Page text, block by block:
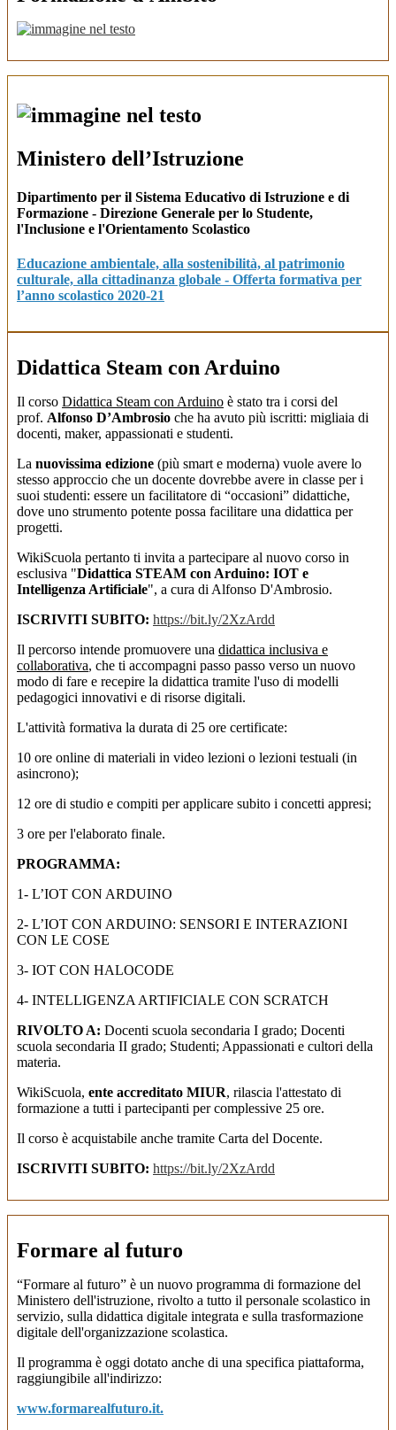
Ministero dell’Istruzione
Dipartimento per il Sistema Educativo di Istruzione e di
Formazione - Direzione Generale per lo Studente,
l'Inclusione e l'Orientamento Scolastico
Educazione ambientale, alla sostenibilità, al patrimonio
culturale, alla cittadinanza globale - Offerta formativa per
l’anno scolastico 2020-21
Didattica Steam con Arduino
Il corso Didattica Steam con Arduino è stato tra i corsi del
prof. Alfonso D’Ambrosio che ha avuto più iscritti: migliaia di
docenti, maker, appassionati e studenti.
La nuovissima edizione (più smart e moderna) vuole avere lo
stesso approccio che un docente dovrebbe avere in classe per i
suoi studenti: essere un facilitatore di “occasioni” didattiche,
dove uno strumento potente possa facilitare una didattica per
progetti.
WikiScuola pertanto ti invita a partecipare al nuovo corso in
esclusiva "Didattica STEAM con Arduino: IOT e
Intelligenza Artificiale", a cura di Alfonso D'Ambrosio.
ISCRIVITI SUBITO: https://bit.ly/2XzArdd
Il percorso intende promuovere una didattica inclusiva e
collaborativa, che ti accompagni passo passo verso un nuovo
modo di fare e recepire la didattica tramite l'uso di modelli
pedagogici innovativi e di risorse digitali.
L'attività formativa la durata di 25 ore certificate:
10 ore online di materiali in video lezioni o lezioni testuali (in
asincrono);
12 ore di studio e compiti per applicare subito i concetti appresi;
3 ore per l'elaborato finale.
PROGRAMMA:
1- L’IOT CON ARDUINO
2- L’IOT CON ARDUINO: SENSORI E INTERAZIONI
CON LE COSE
3- IOT CON HALOCODE
4- INTELLIGENZA ARTIFICIALE CON SCRATCH
RIVOLTO A: Docenti scuola secondaria I grado; Docenti
scuola secondaria II grado; Studenti; Appassionati e cultori della
materia.
WikiScuola, ente accreditato MIUR, rilascia l'attestato di
formazione a tutti i partecipanti per complessive 25 ore.
Il corso è acquistabile anche tramite Carta del Docente.
ISCRIVITI SUBITO: https://bit.ly/2XzArdd
Formare al futuro
“Formare al futuro” è un nuovo programma di formazione del
Ministero dell'istruzione, rivolto a tutto il personale scolastico in
servizio, sulla didattica digitale integrata e sulla trasformazione
digitale dell'organizzazione scolastica.
Il programma è oggi dotato anche di una specifica piattaforma,
raggiungibile all'indirizzo:
www.formarealfuturo.it.